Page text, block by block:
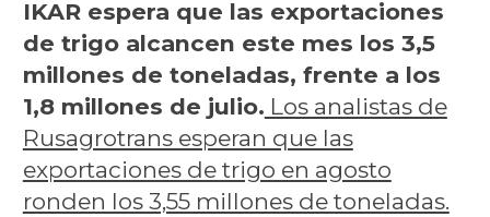
IKAR espera que las exportaciones
de trigo alcancen este mes los 3,5
millones de toneladas, frente a los
1,8 millones de julio. Los analistas de
Rusagrotrans esperan que las
exportaciones de trigo en agosto
ronden los 3,55 millones de toneladas.